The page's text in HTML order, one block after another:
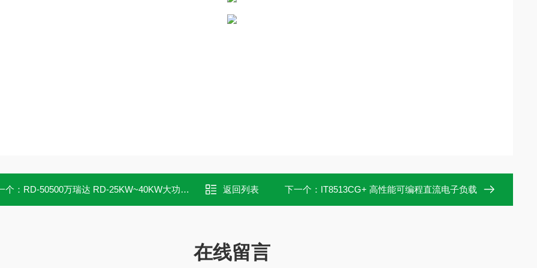
个： RD-50500万瑞达 RD-25KW~40KW大功率直流电源 返回列表 下一个： IT8513CG+ 高性能可编程直流电子负载
在线留言